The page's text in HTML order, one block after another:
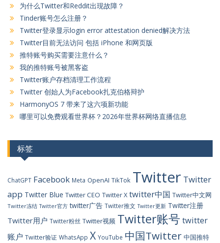
为什么Twitter和Reddit出现故障？
Tinder账号怎么注册？
Twitter登录显示login error attestation denied解决方法
Twitter目前无法访问 包括 iPhone 和网页版
推特账号购买需要注意什么？
我的推特账号被黑客盗
Twitter账户存档清理工作流程
Twitter 创始人为Facebook扎克伯格辩护
HarmonyOS 7 带来了这六项新功能
哪里可以免费观看世界杯？2026年世界杯网络直播信息
标签
ChatGPT Facebook Meta OpenAI TikTok Twitter Twitter
app Twitter Blue Twitter CEO Twitter X twitter中国 Twitter中文网
Twitter冻结 Twitter官方 twitter广告 Twitter推文 Twitter更新 Twitter注册
Twitter用户 Twitter粉丝 Twitter视频 Twitter账号 twitter
账户 Twitter验证 WhatsApp X YouTube 中国Twitter 中国推特